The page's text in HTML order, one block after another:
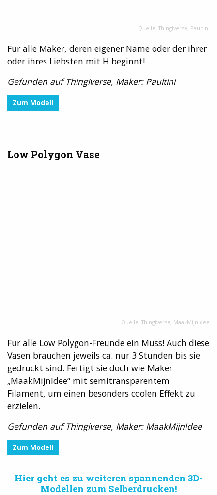
Quelle: Thingiverse, Paultini
Für alle Maker, deren eigener Name oder der ihrer
oder ihres Liebsten mit H beginnt!
Gefunden auf Thingiverse, Maker: Paultini
Zum Modell
Low Polygon Vase
Quelle: Thingiverse, MaakMijnIdee
Für alle Low Polygon-Freunde ein Muss! Auch diese
Vasen brauchen jeweils ca. nur 3 Stunden bis sie
gedruckt sind. Fertigt sie doch wie Maker
„MaakMijnIdee“ mit semitransparentem
Filament, um einen besonders coolen Effekt zu
erzielen.
Gefunden auf Thingiverse, Maker: MaakMijnIdee
Zum Modell
Hier geht es zu weiteren spannenden 3D-
Modellen zum Selberdrucken!